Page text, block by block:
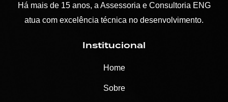
Há mais de 15 anos, a Assessoria e Consultoria ENG
atua com excelência técnica no desenvolvimento.
Institucional
Home
Sobre